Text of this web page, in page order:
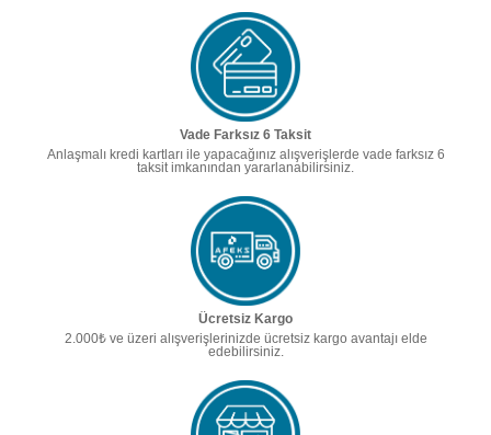
Vade Farksız 6 Taksit
Anlaşmalı kredi kartları ile yapacağınız alışverişlerde vade farksız 6
taksit imkanından yararlanabilirsiniz.
Ücretsiz Kargo
2.000₺ ve üzeri alışverişlerinizde ücretsiz kargo avantajı elde
edebilirsiniz.